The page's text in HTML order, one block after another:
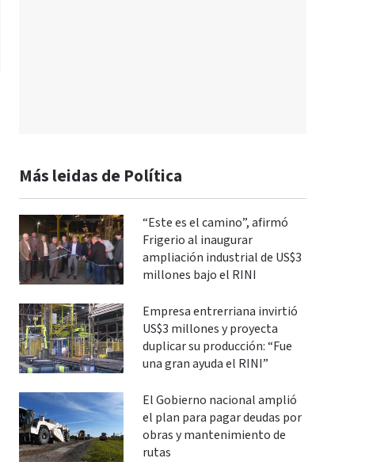
Más leidas de Política
“Este es el camino”, afirmó
Frigerio al inaugurar
ampliación industrial de US$3
millones bajo el RINI
Empresa entrerriana invirtió
US$3 millones y proyecta
duplicar su producción: “Fue
una gran ayuda el RINI”
El Gobierno nacional amplió
el plan para pagar deudas por
obras y mantenimiento de
rutas